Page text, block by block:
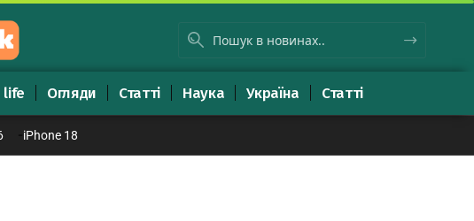
life Огляди Статті Наука Україна Статті
iPhone 18